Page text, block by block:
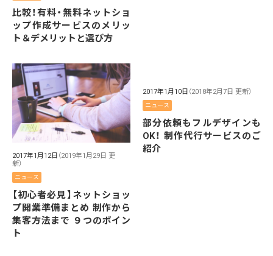
比較！有料・無料ネットショ
ップ作成サービスのメリッ
ト＆デメリットと選び方
2017年1月12日 （2019年1月29日 更
新）
ニュース
【初心者必見】ネットショッ
プ開業準備まとめ 制作から
集客方法まで ９つのポイン
ト
2017年1月10日 （2018年2月7日 更新）
ニュース
部分依頼もフルデザインも
OK！ 制作代行サービスのご
紹介